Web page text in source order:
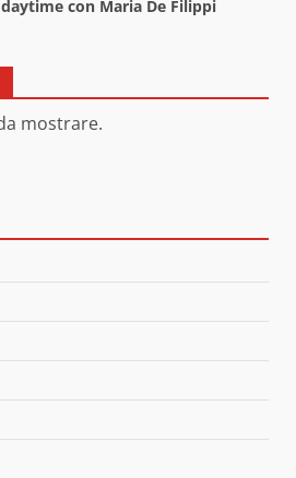
con Maria De Filippi
mostrare.